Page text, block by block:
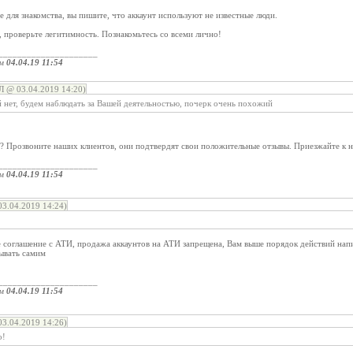
знакомства, вы пишите, что аккаунт используют не известные люди.
легитимность. Познакомьтесь со всеми лично!
04.04.19 11:54
03.04.2019 14:20)
нет, будем наблюдать за Вашей деятельностью, почерк очень похожий
Прозвоните наших клиентов, они подтвердят свои положительные отзывы. Приезжайте к
04.04.19 11:54
14:24)
соглашение с АТИ, продажа аккаунтов на АТИ запрещена, Вам выше порядок действий
самим
04.04.19 11:54
14:26)